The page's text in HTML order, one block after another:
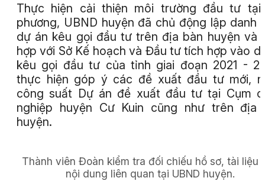
Thực hiện cải thiện môi trường đầu tư tại
phương, UBND huyện đã chủ động lập danh
dự án kêu gọi đầu tư trên địa bàn huyện và
hợp với Sở Kế hoạch và Đầu tư tích hợp vào
kêu gọi đầu tư của tỉnh giai đoạn 2021 -
thực hiện góp ý các đề xuất đầu tư mới,
công suất Dự án đề xuất đầu tư tại Cụm
nghiệp huyện Cư Kuin cũng như trên địa
huyện.
Thành viên Đoàn kiểm tra đối chiếu hồ sơ, tài liệu
nội dung liên quan tại UBND huyện.